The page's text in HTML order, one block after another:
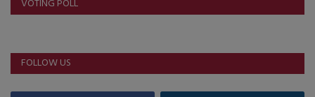
VOTING POLL
FOLLOW US